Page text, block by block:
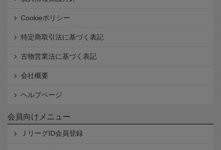
Cookieポリシー
特定商取引法に基づく表記
古物営業法に基づく表記
会社概要
ヘルプページ
会員向けメニュー
ＪリーグID会員登録